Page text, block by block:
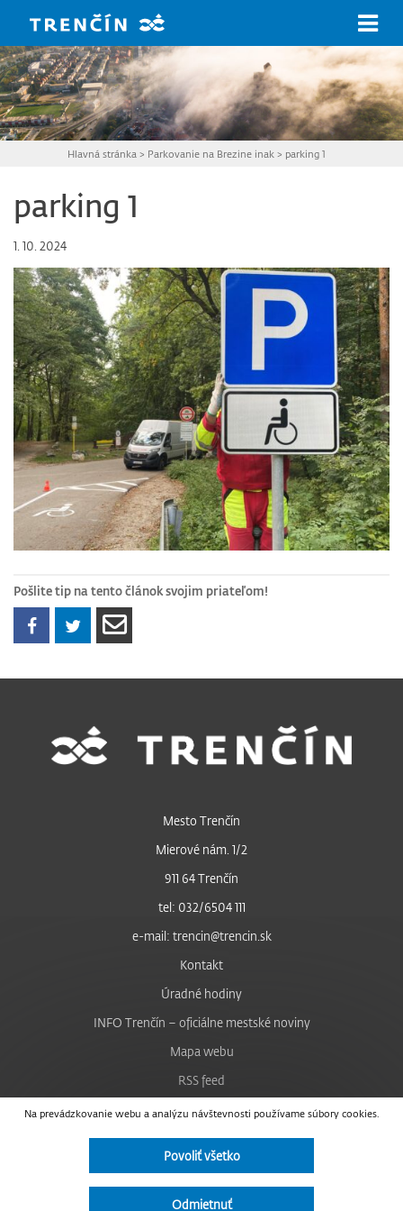
Hlavná stránka > Parkovanie na Brezine inak> parking 1
parking 1
1. 10. 2024
Pošlite tip na tento článok svojim priateľom!
Na prevádzkovanie webu a analýzu návštevnosti používame súbory cookies.
Povoliť všetko
Odmietnuť
Mesto Trenčín
Mierové nám. 1/2
911 64 Trenčín
tel: 032/6504 111
e-mail: trencin@trencin.sk
Kontakt
Úradné hodiny
INFO Trenčín – oficiálne mestské noviny
Mapa webu
RSS feed
Nastavenie cookies
Facebook
Instagram